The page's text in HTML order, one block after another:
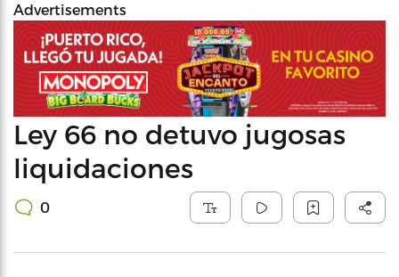
Advertisements
Ley 66 no detuvo jugosas
liquidaciones
0